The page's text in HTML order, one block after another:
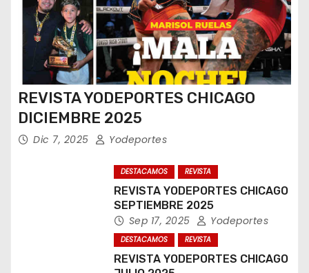
REVISTA YODEPORTES CHICAGO
DICIEMBRE 2025
Dic 7, 2025 Yodeportes
DESTACAMOS REVISTA
REVISTA YODEPORTES CHICAGO
SEPTIEMBRE 2025
Sep 17, 2025 Yodeportes
DESTACAMOS REVISTA
REVISTA YODEPORTES CHICAGO